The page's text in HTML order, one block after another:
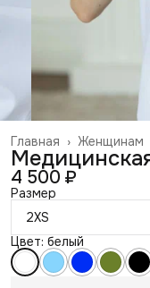
Женщинам
Главная ›
4 500 ₽
Размер
2XS
Цвет: белый